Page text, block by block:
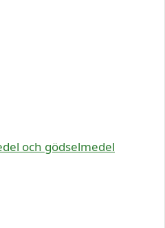
och gödselmedel